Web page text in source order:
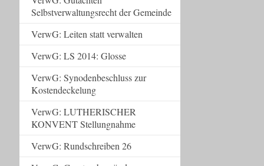
Selbstverwaltungsrecht der Gemeinde
VerwG: Leiten statt verwalten
VerwG: LS 2014: Glosse
VerwG: Synodenbeschluss zur
Kostendeckelung
VerwG: LUTHERISCHER
KONVENT Stellungnahme
VerwG: Rundschreiben 26